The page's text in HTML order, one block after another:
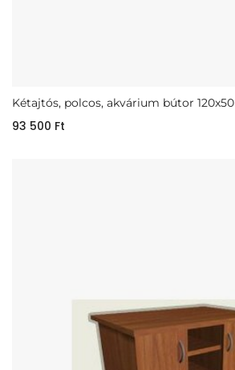
Kétajtós, polcos, akvárium bútor 120x50
93 500 Ft